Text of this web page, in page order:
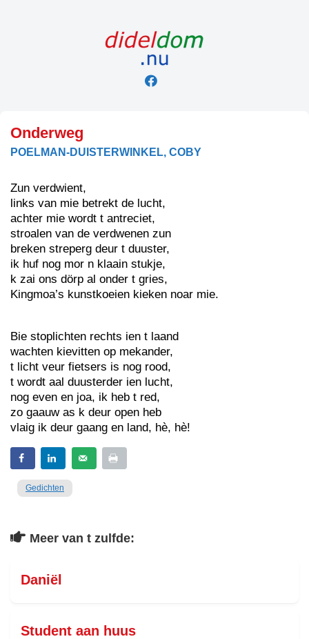
Onderweg
POELMAN-DUISTERWINKEL, COBY
Zun verdwient,
links van mie betrekt de lucht,
achter mie wordt t antreciet,
stroalen van de verdwenen zun
breken streperg deur t duuster,
ik huf nog mor n klaain stukje,
k zai ons dörp al onder t gries,
Kingmoa’s kunstkoeien kieken noar mie.
Bie stoplichten rechts ien t laand
wachten kievitten op mekander,
t licht veur fietsers is nog rood,
t wordt aal duusterder ien lucht,
nog even en joa, ik heb t red,
zo gaauw as k deur open heb
vlaig ik deur gaang en land, hè, hè!
Gedichten
Meer van t zulfde:
Daniël
Student aan huus